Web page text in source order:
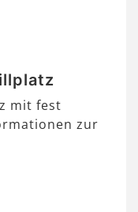
mit fest
zur